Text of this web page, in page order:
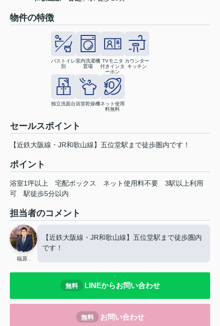
物件の特徴
バストイレ
別
室内洗濯機
置場
TVモニタ
付きインタ
ーホン
カウンター
キッチン
独立洗面台浴室乾燥機ネット使用
料無料
セールスポイント
【近鉄大阪線・JR和歌山線】五位堂駅まで徒歩圏内です！
ポイント
浴室1坪以上 宅配ボックス ネット使用料不要
3駅以上利用
可
駅徒歩5分以内
担当者のコメント
福原 .
【近鉄大阪線・JR和歌山線】五位堂駅まで徒歩圏内
です！
無料 LINEからお問い合わせ
無料 お問い合わせ